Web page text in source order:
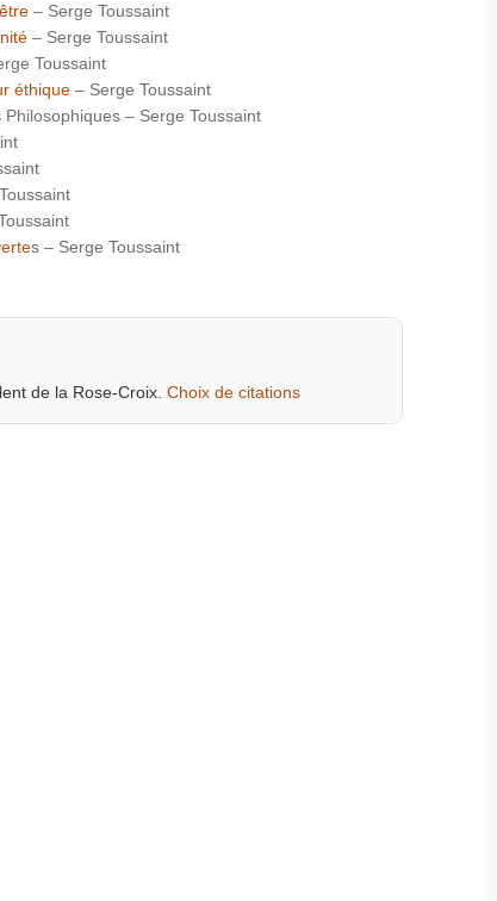
– Serge Toussaint
– Serge Toussaint
Toussaint
éthique – Serge Toussaint
– Serge Toussaint
s – Serge Toussaint
de la Rose-Croix. Choix de citations